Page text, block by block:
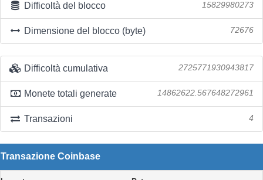
Difficoltà del blocco 15829980273
Dimensione del blocco (byte) 72676
Difficoltà cumulativa 2725771930943817
Monete totali generate 14862622.567648272961
Transazioni 4
Transazione Coinbase